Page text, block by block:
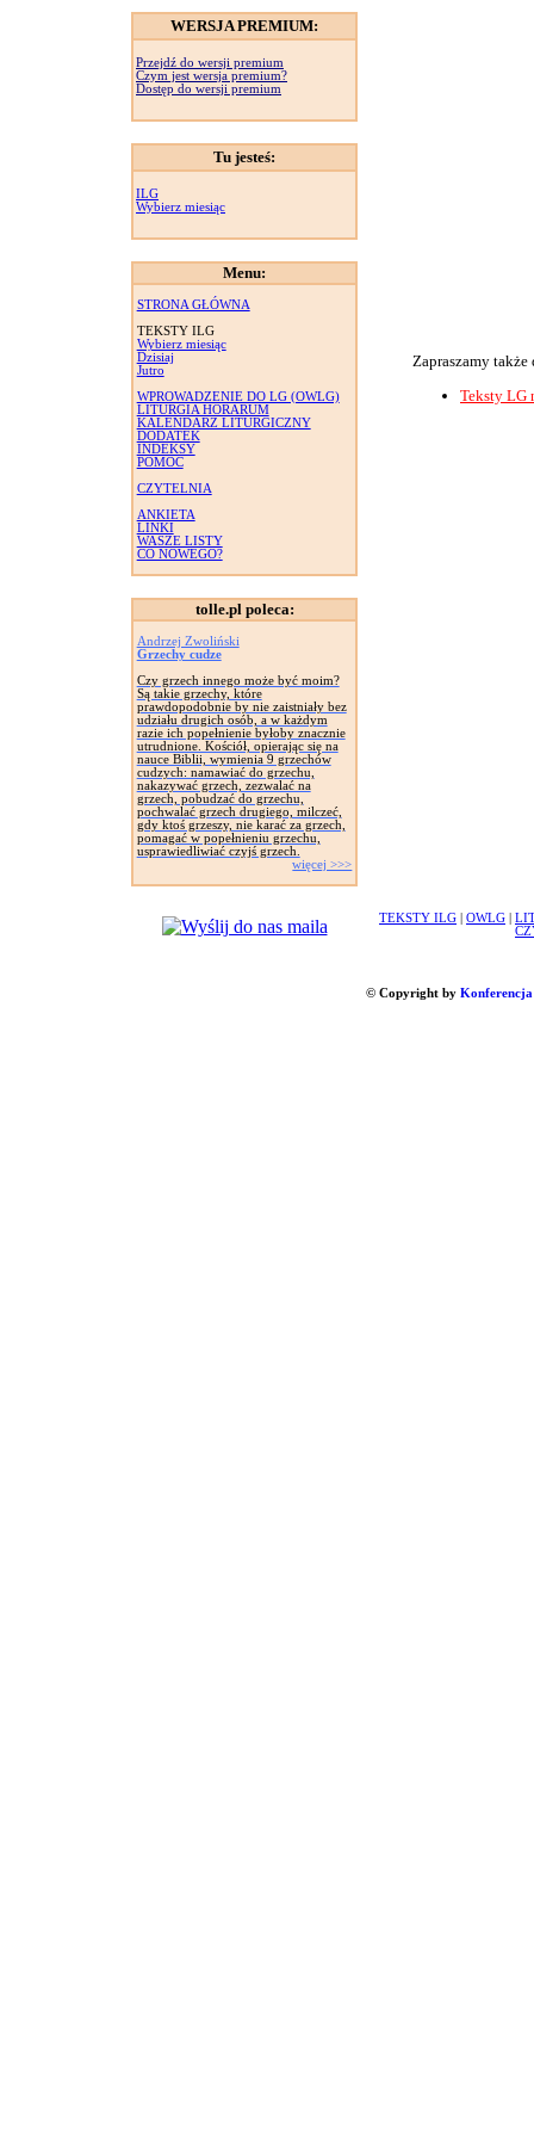
WERSJA PREMIUM:
Przejdź do wersji premium
Czym jest wersja premium?
Dostęp do wersji premium
Tu jesteś:
ILG
Wybierz miesiąc
Menu:
STRONA GŁÓWNA
TEKSTY ILG
Wybierz miesiąc
Dzisiaj
Jutro
WPROWADZENIE DO LG (OWLG)
LITURGIA HORARUM
KALENDARZ LITURGICZNY
DODATEK
INDEKSY
POMOC
CZYTELNIA
ANKIETA
LINKI
WASZE LISTY
CO NOWEGO?
tolle.pl poleca:
Andrzej Zwoliński
Grzechy cudze
Czy grzech innego może być moim?
Są takie grzechy, które
prawdopodobnie by nie zaistniały bez
udziału drugich osób, a w każdym
razie ich popełnienie byłoby znacznie
utrudnione. Kościół, opierając się na
nauce Biblii, wymienia 9 grzechów
cudzych: namawiać do grzechu,
nakazywać grzech, zezwalać na
grzech, pobudzać do grzechu,
pochwalać grzech drugiego, milczeć,
gdy ktoś grzeszy, nie karać za grzech,
pomagać w popełnieniu grzechu,
usprawiedliwiać czyjś grzech.
więcej >>>
Zapraszamy
Teksty LG
TEKSTY ILG OWLG
© Copyright by Konferencja